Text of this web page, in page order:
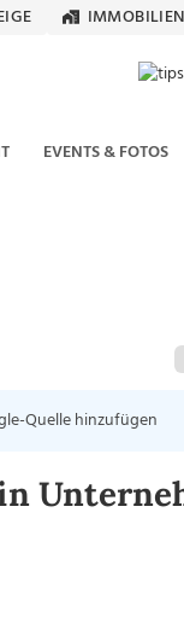
IMMOBILIEN
EVENTS & FOTOS
Quelle hinzufügen